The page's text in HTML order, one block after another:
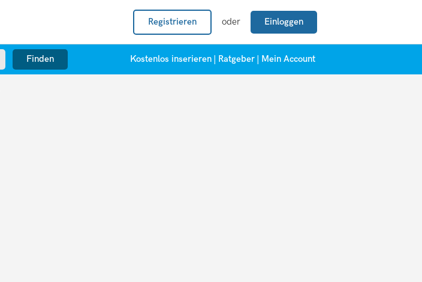
Registrieren oder Einloggen
Finden Kostenlos inserieren Ratgeber Mein Account